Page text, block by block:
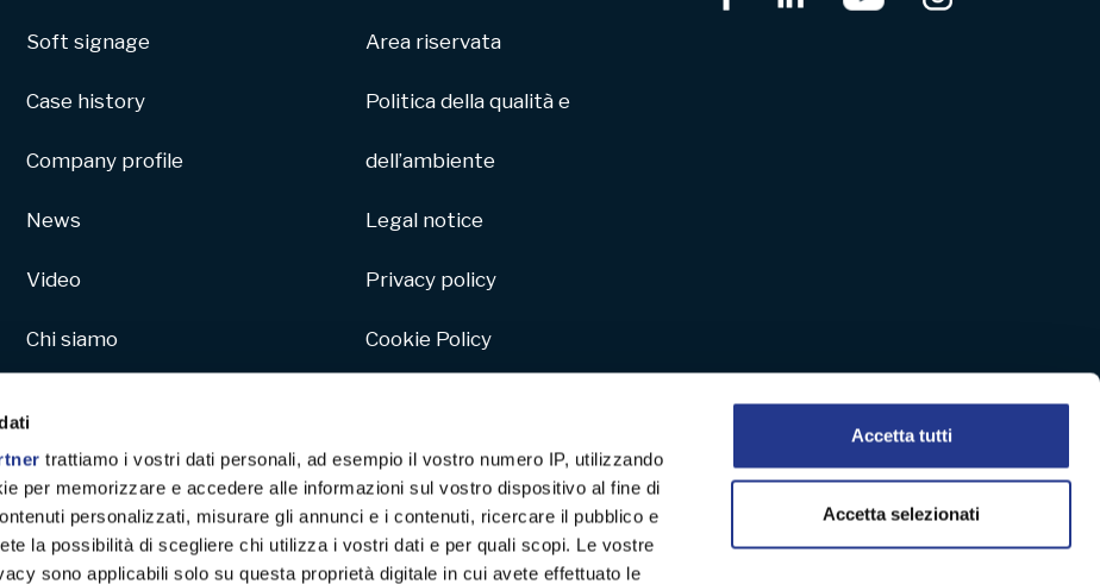
trattiamo i vostri dati personali, ad esempio il vostro numero IP, utilizzando
per memorizzare e accedere alle informazioni sul vostro dispositivo al fine di
personalizzati, misurare gli annunci e i contenuti, ricercare il pubblico e
la possibilità di scegliere chi utilizza i vostri dati e per quali scopi. Le vostre
sono applicabili solo su questa proprietà digitale in cui avete effettuato le
Accetta tutti
Accetta selezionati
Soft signage
Case history
Company profile
News
Video
Chi siamo
Hive
Carta da parati
Progetto sostenibile
Area riservata
Politica della qualità e
dell’ambiente
Legal notice
Privacy policy
Cookie Policy